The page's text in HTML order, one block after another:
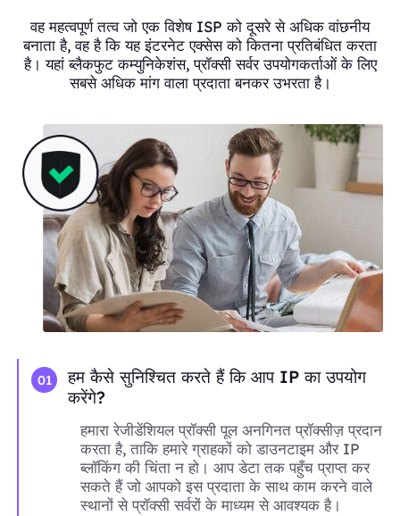
वह महत्वपूर्ण तत्व जो एक विशेष ISP को दूसरे से अधिक वांछनीय
बनाता है, वह है कि यह इंटरनेट एक्सेस को कितना प्रतिबंधित करता
है। यहां ब्लैकफुट कम्युनिकेशंस, प्रॉक्सी सर्वर उपयोगकर्ताओं के लिए
सबसे अधिक मांग वाला प्रदाता बनकर उभरता है।
01
हम कैसे सुनिश्चित करते हैं कि आप IP का उपयोग
करेंगे?
हमारा रेजीडेंशियल प्रॉक्सी पूल अनगिनत प्रॉक्सीज़ प्रदान
करता है, ताकि हमारे ग्राहकों को डाउनटाइम और IP
ब्लॉकिंग की चिंता न हो। आप डेटा तक पहुँच प्राप्त कर
सकते हैं जो आपको इस प्रदाता के साथ काम करने वाले
स्थानों से प्रॉक्सी सर्वरों के माध्यम से आवश्यक है।